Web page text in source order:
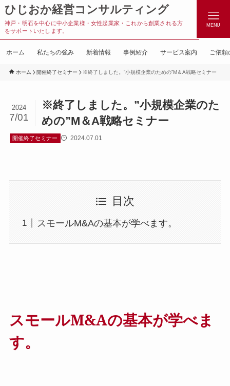
ひじおか経営コンサルティング
神戸・明石を中心に中小企業様・女性起業家・これから創業される方
をサポートいたします。
MENU
ホーム 私たちの強み 新着情報 事例紹介 サービス案内 ご依頼
ホーム 開催終了セミナー ※終了しました。”小規模企業のための”M＆A戦略セミナー
※終了しました。”小規模企業のた
めの”M＆A戦略セミナー
2024
7/01
開催終了セミナー 2024.07.01
目次
スモールM&Aの基本が学べます。
スモールM&Aの基本が学べま
す。